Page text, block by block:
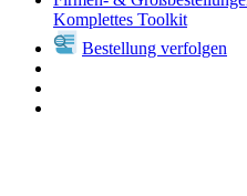
Komplettes Toolkit
Bestellung verfolgen